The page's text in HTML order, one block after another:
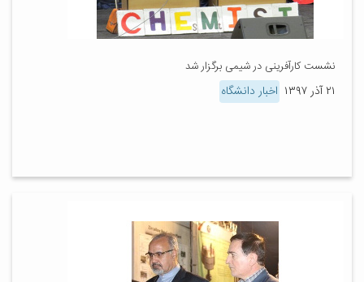
نشست کارآفرینی در شیمی برگزار شد
۲۱ آذر ۱۳۹۷ اخبار دانشگاه